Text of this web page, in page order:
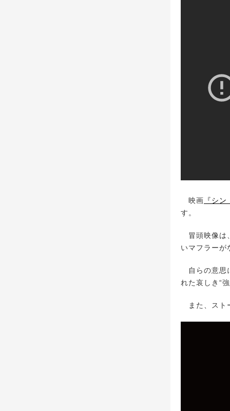
映画 『シ
す。
冒頭映像は
いマフラーが
自らの意思
れた哀しき“
また、スト